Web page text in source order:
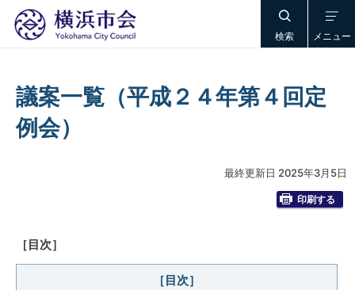
検索 メニュー
議案一覧（平成２４年第４回定
例会）
最終更新日 2025年3月5日
印刷する
［目次］
［目次］